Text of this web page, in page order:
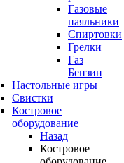
Газовые
паяльники
Спиртовки
Грелки
Газ
Бензин
Настольные игры
Свистки
Костровое
оборудование
Назад
Костровое